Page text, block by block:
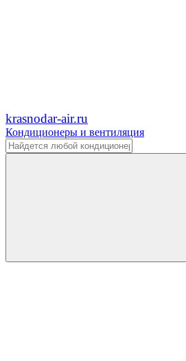
krasnodar-air.ru
Кондиционеры и вентиляция